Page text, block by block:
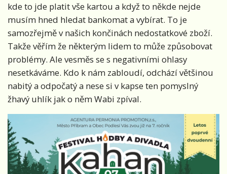
kde to jde platit vše kartou a když to někde nejde
musím hned hledat bankomat a vybírat. To je
samozřejmě v našich končinách nedostatkové zboží.
Takže věřím že některým lidem to může způsobovat
problémy. Ale vesměs se s negativními ohlasy
nesetkáváme. Kdo k nám zabloudí, odchází většinou
nabitý a odpočatý a nese si v kapse ten pomyslný
žhavý uhlík jak o něm Wabi zpíval.